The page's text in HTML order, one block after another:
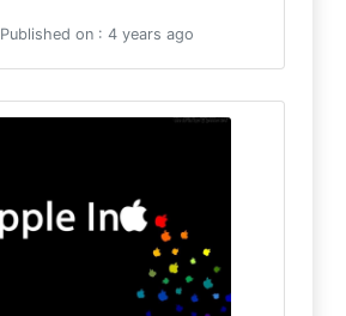
Published on : 4 years ago